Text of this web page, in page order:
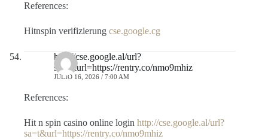
References:
Hitnspin verifizierung cse.google.cg
http://cse.google.al/url?
sa=t&url=https://rentry.co/nmo9mhiz
JULIO 16, 2026 / 7:00 AM
References:
Hit n spin casino online login http://cse.google.al/url?
sa=t&url=https://rentry.co/nmo9mhiz